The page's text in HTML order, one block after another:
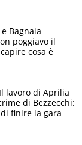
Bagnaia
poggiavo il
cosa è
lavoro di Aprilia
di Bezzecchi:
finire la gara